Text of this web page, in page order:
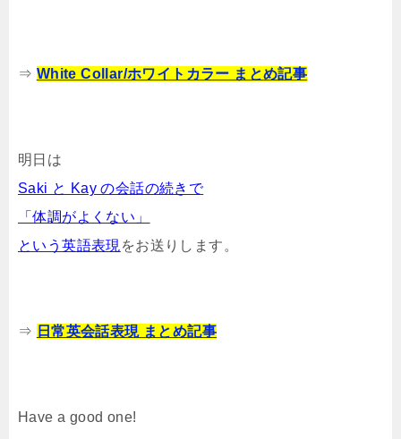
⇒ White Collar/ホワイトカラー まとめ記事
明日は
Saki と Kay の会話の続きで
「体調がよくない」
という英語表現 をお送りします。
⇒ 日常英会話表現 まとめ記事
Have a good one!